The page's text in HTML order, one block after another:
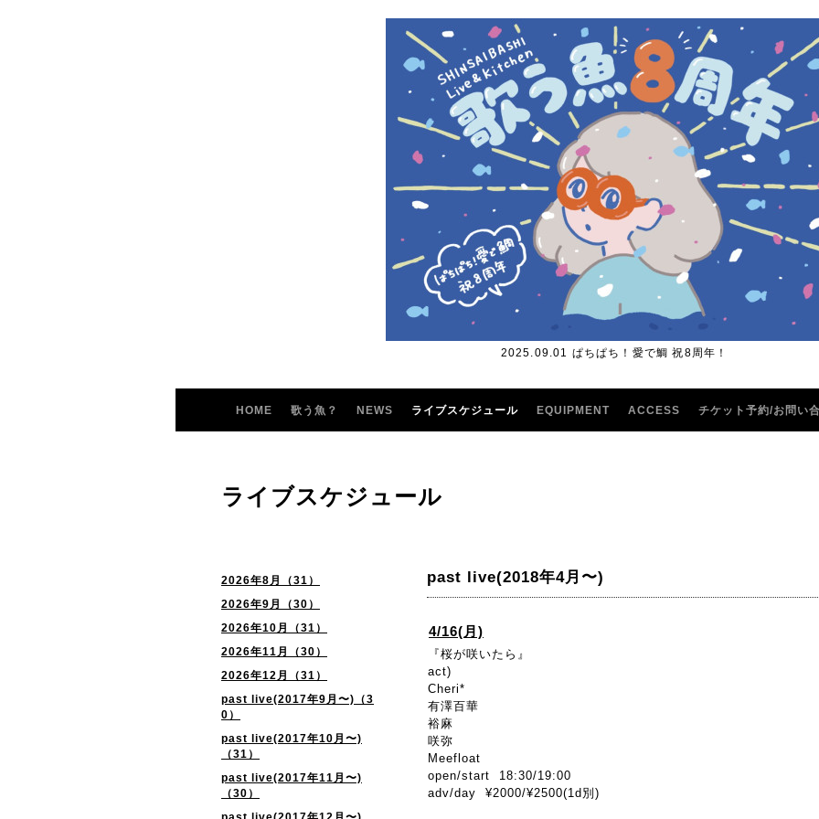
2025.09.01 ぱちぱち！愛で鯛 祝8周年！
HOME 歌う魚？ NEWS ライブスケジュール EQUIPMENT ACCESS チケット予約/お問い
2026年8月（31）
2026年9月（30）
2026年10月（31）
2026年11月（30）
2026年12月（31）
past live(2017年9月〜)（3
0）
past live(2017年10月〜)
（31）
past live(2017年11月〜)
（30）
ライブスケジュール
past live(2018年4月〜)
4/16(月)
『桜が咲いたら』
act)
Cheri*
有澤百華
裕麻
咲弥
Meefloat
open/start 18:30/19:00
adv/day ¥2000/¥2500(1d別)